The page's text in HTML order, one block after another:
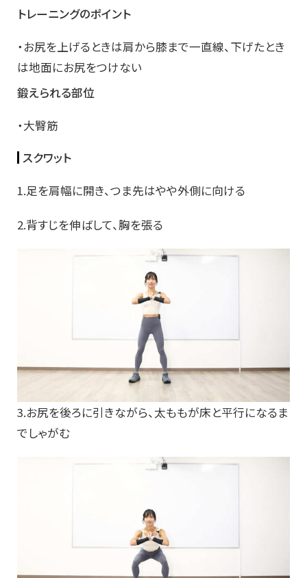
トレーニングのポイント
・お尻を上げるときは肩から膝まで一直線、下げたとき
は地面にお尻をつけない
鍛えられる部位
・大臀筋
スクワット
1.足を肩幅に開き、つま先はやや外側に向ける
2.背すじを伸ばして、胸を張る
3.お尻を後ろに引きながら、太ももが床と平行になるま
でしゃがむ